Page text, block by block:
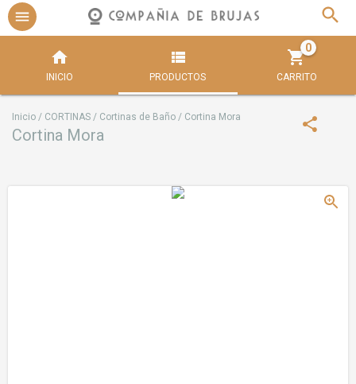
INICIO PRODUCTOS CARRITO
0
Inicio / CORTINAS / Cortinas de Baño / Cortina Mora
Cortina Mora